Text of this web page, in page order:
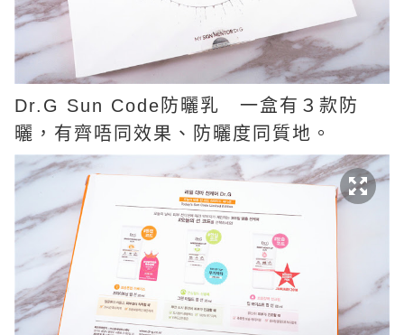
Dr.G Sun Code防曬乳 一盒有３款防
曬，有齊唔同效果、防曬度同質地。